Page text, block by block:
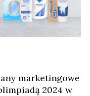
marketingowe
2024 w